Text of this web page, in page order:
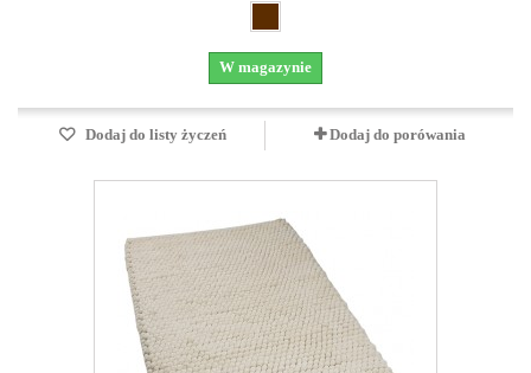
W magazynie
Dodaj do listy życzeń Dodaj do porówania